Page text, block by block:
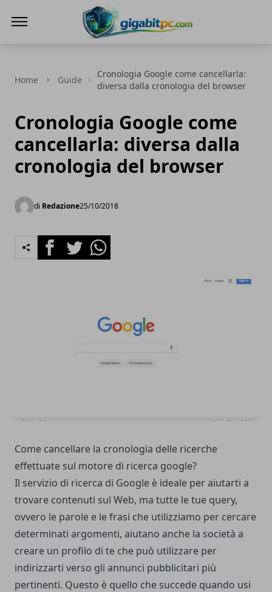
Home Guide
Cronologia Google come cancellarla:
diversa dalla cronologia del browser
Cronologia Google come
cancellarla: diversa dalla
cronologia del browser
di Redazione25/10/2018
FacebookTwitterWhatsapp
Come cancellare la cronologia delle ricerche
effettuate sul motore di ricerca google?
Il servizio di ricerca di Google è ideale per aiutarti a
trovare contenuti sul Web, ma tutte le tue query,
ovvero le parole e le frasi che utilizziamo per cercare
determinati argomenti, aiutano anche la società a
creare un profilo di te che può utilizzare per
indirizzarti verso gli annunci pubblicitari più
pertinenti. Questo è quello che succede quando usi